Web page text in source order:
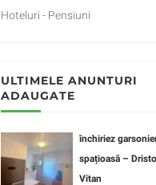
Hoteluri - Pensiuni
ULTIMELE ANUNTURI
ADAUGATE
închiriez
spațioasă –
Vitan